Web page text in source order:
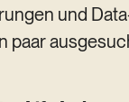
und
paar